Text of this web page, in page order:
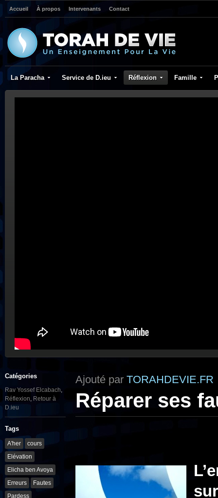
Accueil À propos Intervenants Contact
La Paracha Service de D.ieu Réflexion Famille
Catégories
Rav Yossef Elcabach,
Réflexion, Retour à
D.ieu
Tags
A'her
cours
Elévation
Elicha ben Avoya
Erreurs
Fautes
Pardess
Ajouté par TORAHDEVIE.FR
Réparer ses